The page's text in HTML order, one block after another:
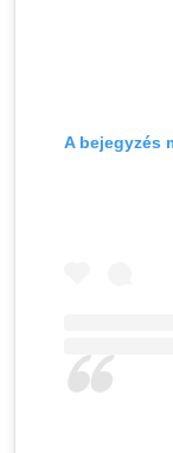
A bejegyzés